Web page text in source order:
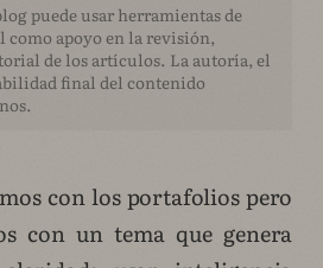
puede usar herramientas de
apoyo en la revisión,
de los artículos. La autoría, el
final del contenido
con los portafolios pero
con un tema que genera